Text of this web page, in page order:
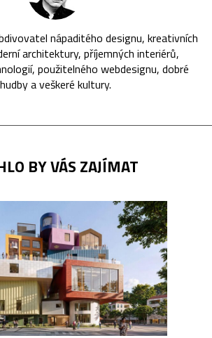
nápaditého designu, kreativních
architektury, příjemných interiérů,
použitelného webdesignu, dobré
hudby a veškeré kultury.
BY VÁS ZAJÍMAT